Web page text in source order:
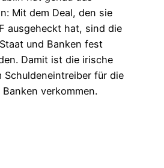
Mit dem Deal, den sie
ausgeheckt hat, sind die
und Banken fest
Damit ist die irische
Schuldeneintreiber für die
verkommen.